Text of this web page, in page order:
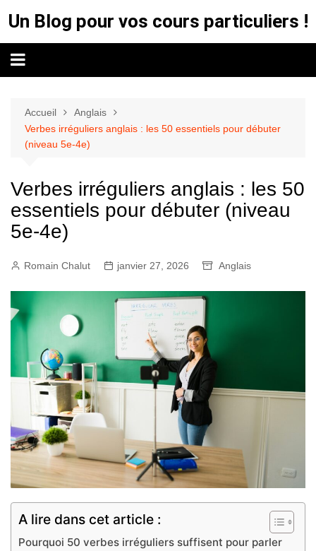
au
contenu
Un Blog pour vos cours particuliers !
Accueil
Anglais
Verbes irréguliers anglais : les 50 essentiels pour débuter
(niveau 5e-4e)
Verbes irréguliers anglais : les 50
essentiels pour débuter (niveau
5e-4e)
Romain Chalut janvier 27, 2026 Anglais
A lire dans cet article :
Pourquoi 50 verbes irréguliers suffisent pour parler